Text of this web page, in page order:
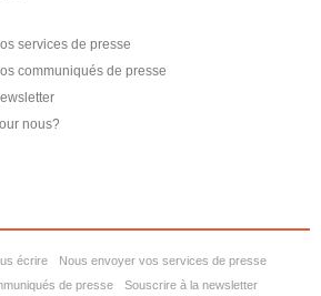
services de presse
communiqués de presse
nous?
écrire
Nous envoyer vos services de presse
de presse
Souscrire à la newsletter